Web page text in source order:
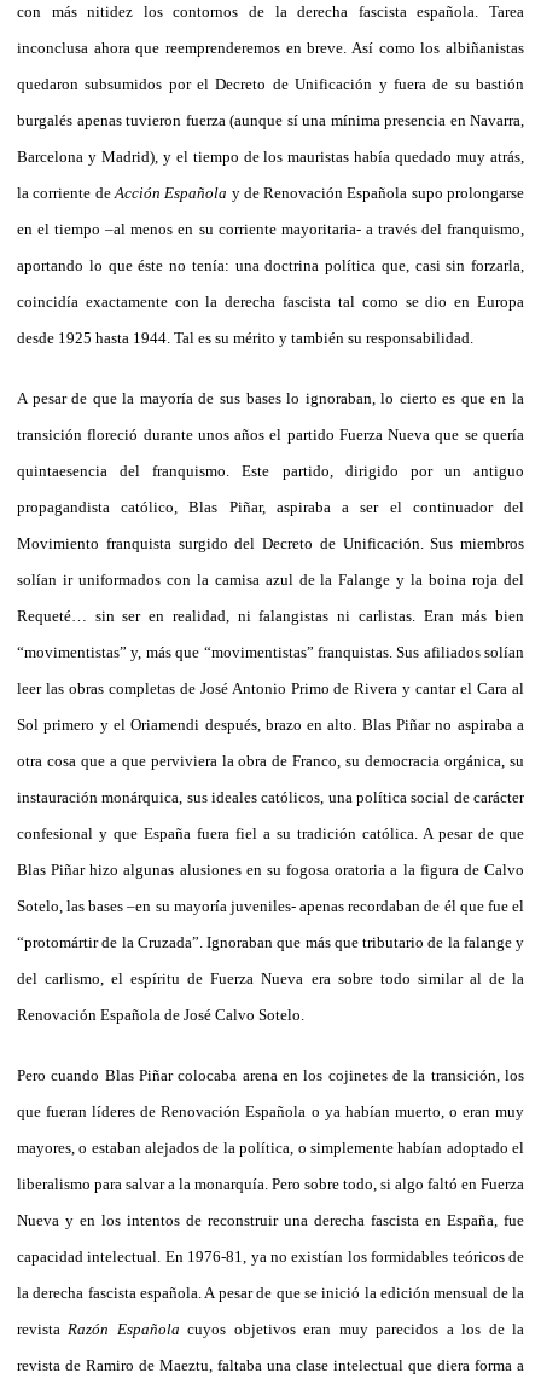
con más nitidez los contornos de la derecha fascista española. Tarea
inconclusa ahora que reemprenderemos en breve. Así como los albiñanistas
quedaron subsumidos por el Decreto de Unificación y fuera de su bastión
burgalés apenas tuvieron fuerza (aunque sí una mínima presencia en Navarra,
Barcelona y Madrid), y el tiempo de los mauristas había quedado muy atrás,
la corriente de Acción Española y de Renovación Española supo prolongarse
en el tiempo –al menos en su corriente mayoritaria- a través del franquismo,
aportando lo que éste no tenía: una doctrina política que, casi sin forzarla,
coincidía exactamente con la derecha fascista tal como se dio en Europa
desde 1925 hasta 1944. Tal es su mérito y también su responsabilidad.
A pesar de que la mayoría de sus bases lo ignoraban, lo cierto es que en la
transición floreció durante unos años el partido Fuerza Nueva que se quería
quintaesencia del franquismo. Este partido, dirigido por un antiguo
propagandista católico, Blas Piñar, aspiraba a ser el continuador del
Movimiento franquista surgido del Decreto de Unificación. Sus miembros
solían ir uniformados con la camisa azul de la Falange y la boina roja del
Requeté… sin ser en realidad, ni falangistas ni carlistas. Eran más bien
“movimentistas” y, más que “movimentistas” franquistas. Sus afiliados solían
leer las obras completas de José Antonio Primo de Rivera y cantar el Cara al
Sol primero y el Oriamendi después, brazo en alto. Blas Piñar no aspiraba a
otra cosa que a que perviviera la obra de Franco, su democracia orgánica, su
instauración monárquica, sus ideales católicos, una política social de carácter
confesional y que España fuera fiel a su tradición católica. A pesar de que
Blas Piñar hizo algunas alusiones en su fogosa oratoria a la figura de Calvo
Sotelo, las bases –en su mayoría juveniles- apenas recordaban de él que fue el
“protomártir de la Cruzada”. Ignoraban que más que tributario de la falange y
del carlismo, el espíritu de Fuerza Nueva era sobre todo similar al de la
Renovación Española de José Calvo Sotelo.
Pero cuando Blas Piñar colocaba arena en los cojinetes de la transición, los
que fueran líderes de Renovación Española o ya habían muerto, o eran muy
mayores, o estaban alejados de la política, o simplemente habían adoptado el
liberalismo para salvar a la monarquía. Pero sobre todo, si algo faltó en Fuerza
Nueva y en los intentos de reconstruir una derecha fascista en España, fue
capacidad intelectual. En 1976-81, ya no existían los formidables teóricos de
la derecha fascista española. A pesar de que se inició la edición mensual de la
revista Razón Española cuyos objetivos eran muy parecidos a los de la
revista de Ramiro de Maeztu, faltaba una clase intelectual que diera forma a